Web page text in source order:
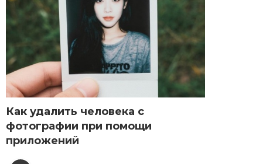
Как удалить человека с
фотографии при помощи
приложений